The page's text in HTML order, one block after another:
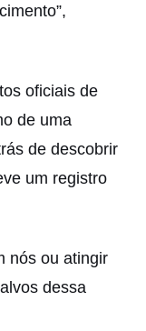
oficiais de
de uma
de descobrir
um registro
nós ou atingir
dessa